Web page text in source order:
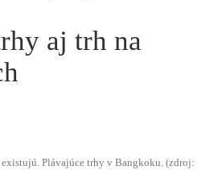
aj trh na
Plávajúce trhy v Bangkoku. (zdroj: